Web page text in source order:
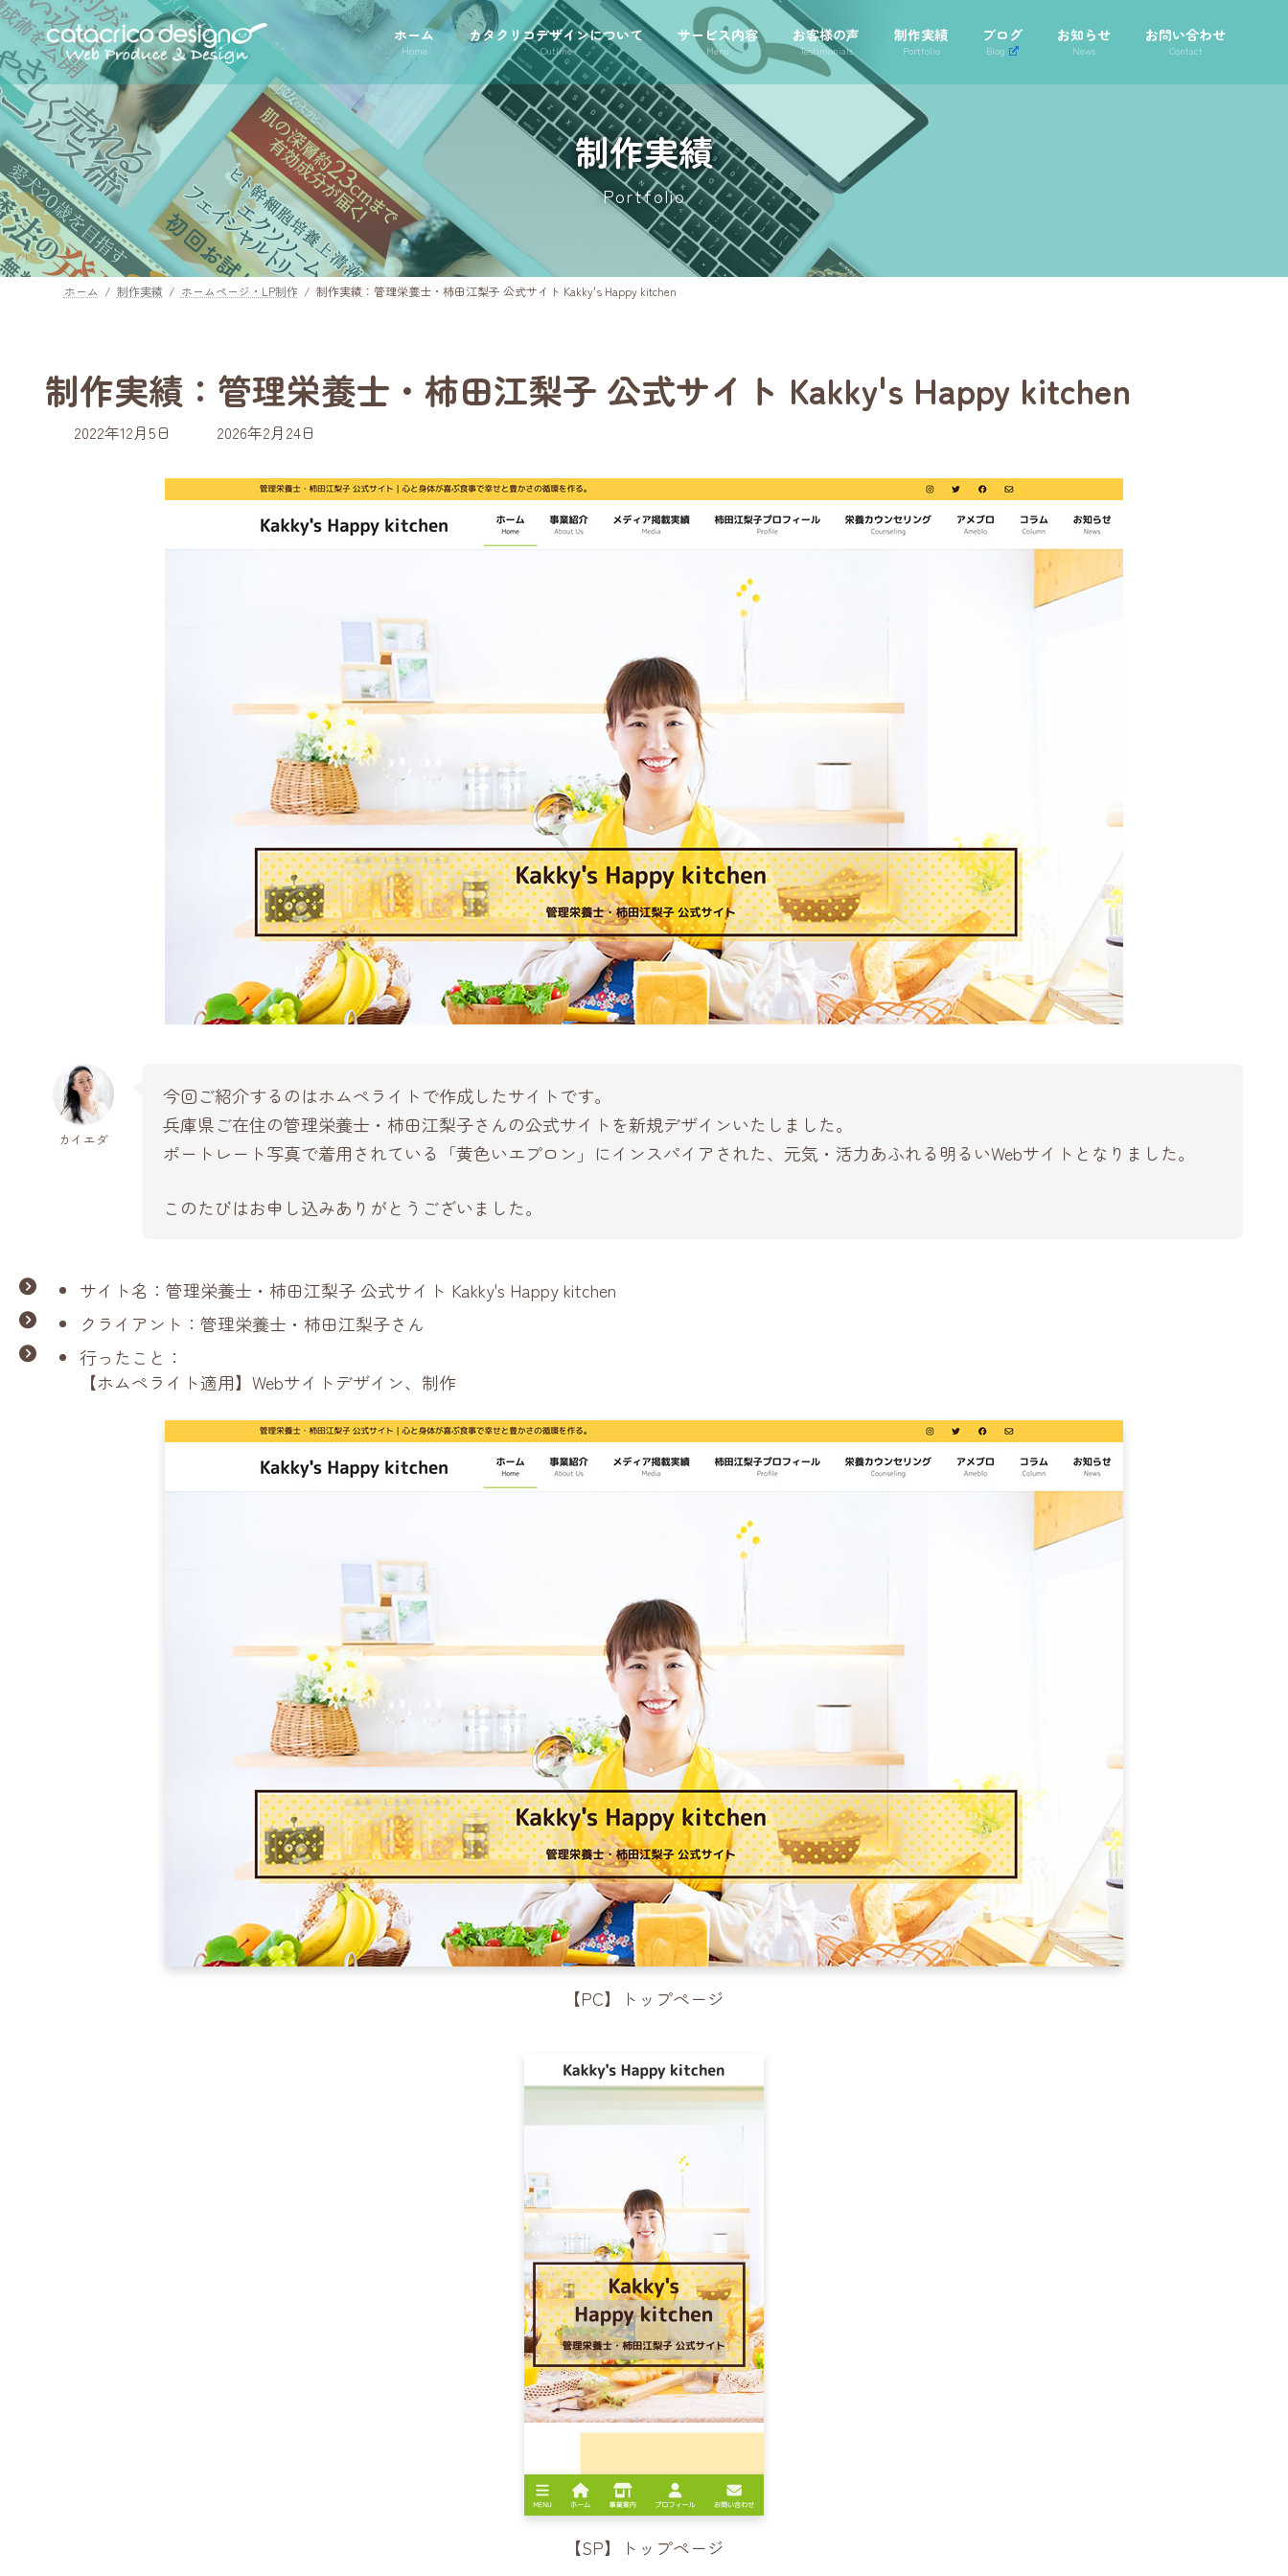
コ
ン
テ
ン
ツ
へ
ス
キ
ッ
プ
ナ
ビ
ゲ
ー
シ
ョ
ン
に
移
動
ホーム
Home
カタクリコデザインについて
Outline
サービス内容
Menu
お客様の声
Testimonials
制作実績
Portfolio
ブログ
Blog
お知らせ
News
お問い合わせ
Contact
制作実績
Portfolio
ホーム 制作実績 ホームページ・LP制作 制作実績：管理栄養士・柿田江梨子 公式サイト Kakky's Happy kitchen
制作実績：管理栄養士・柿田江梨子 公式サイト Kakky's Happy kitchen
2022年12月5日
最
更
新
2026年2月24日
カイエダ
今回ご紹介するのはホムペライトで作成したサイトです。
兵庫県ご在住の管理栄養士・柿田江梨子さんの公式サイトを新規デザインいたしました。
ポートレート写真で着用されている「黄色いエプロン」にインスパイアされた、元気・活力あふれる明るいWebサイトとなりました。
このたびはお申し込みありがとうございました。
サイト名：管理栄養士・柿田江梨子 公式サイト Kakky's Happy kitchen
クライアント：管理栄養士・柿田江梨子さん
行ったこと：
【ホムペライト適用】Webサイトデザイン、制作
【PC】トップページ
【SP】トップページ